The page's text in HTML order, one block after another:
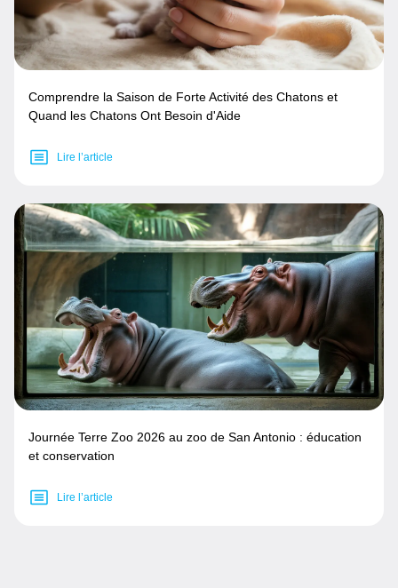
Comprendre la Saison de Forte Activité des Chatons et
Quand les Chatons Ont Besoin d'Aide
Lire l’article
Journée Terre Zoo 2026 au zoo de San Antonio : éducation
et conservation
Lire l’article